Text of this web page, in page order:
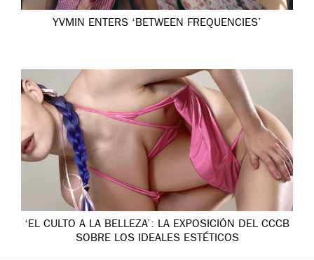
YVMIN ENTERS ‘BETWEEN FREQUENCIES’
‘EL CULTO A LA BELLEZA’: LA EXPOSICIÓN DEL CCCB
SOBRE LOS IDEALES ESTÉTICOS